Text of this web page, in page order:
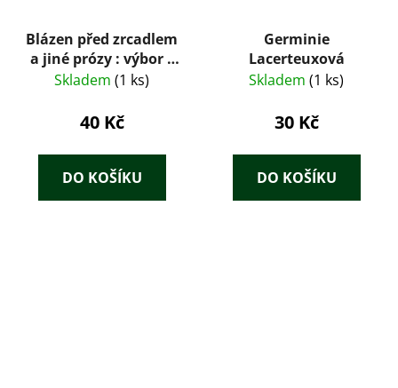
Blázen před zrcadlem
a jiné prózy : výbor z
knih Sever-jih-západ -
noclehárny a Prsten
Skladem (1 ks)
40 Kč
DO KOŠÍKU
Germinie
Lacerteuxová
Skladem (1 ks)
30 Kč
DO KOŠÍKU